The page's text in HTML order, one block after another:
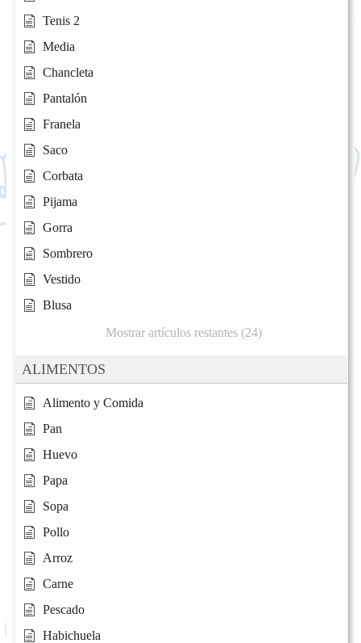
Tenis 2
Media
Chancleta
Pantalón
Franela
Saco
Corbata
Pijama
Gorra
Sombrero
Vestido
Blusa
Mostrar artículos restantes (24)
ALIMENTOS
Alimento y Comida
Pan
Huevo
Papa
Sopa
Pollo
Arroz
Carne
Pescado
Habichuela